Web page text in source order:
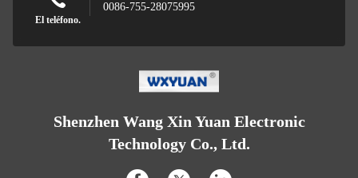
El teléfono.
0086-755-28075995
Shenzhen Wang Xin Yuan Electronic
Technology Co., Ltd.